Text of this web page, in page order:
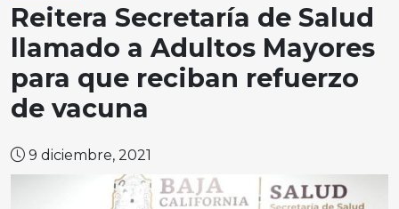
Reitera Secretaría de Salud
llamado a Adultos Mayores
para que reciban refuerzo
de vacuna
9 diciembre, 2021